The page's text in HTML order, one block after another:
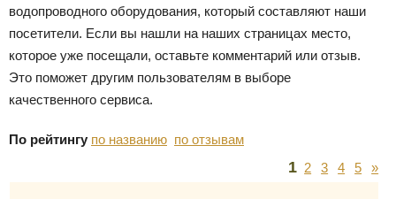
водопроводного оборудования, который составляют наши
посетители. Если вы нашли на наших страницах место,
которое уже посещали, оставьте комментарий или отзыв.
Это поможет другим пользователям в выборе
качественного сервиса.
По рейтингу по названию по отзывам
1 2 3 4 5 »